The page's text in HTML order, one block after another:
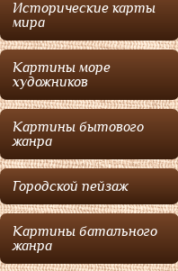
Исторические карты
мира
Картины море
художников
Картины бытового
жанра
Городской пейзаж
Картины батального
жанра